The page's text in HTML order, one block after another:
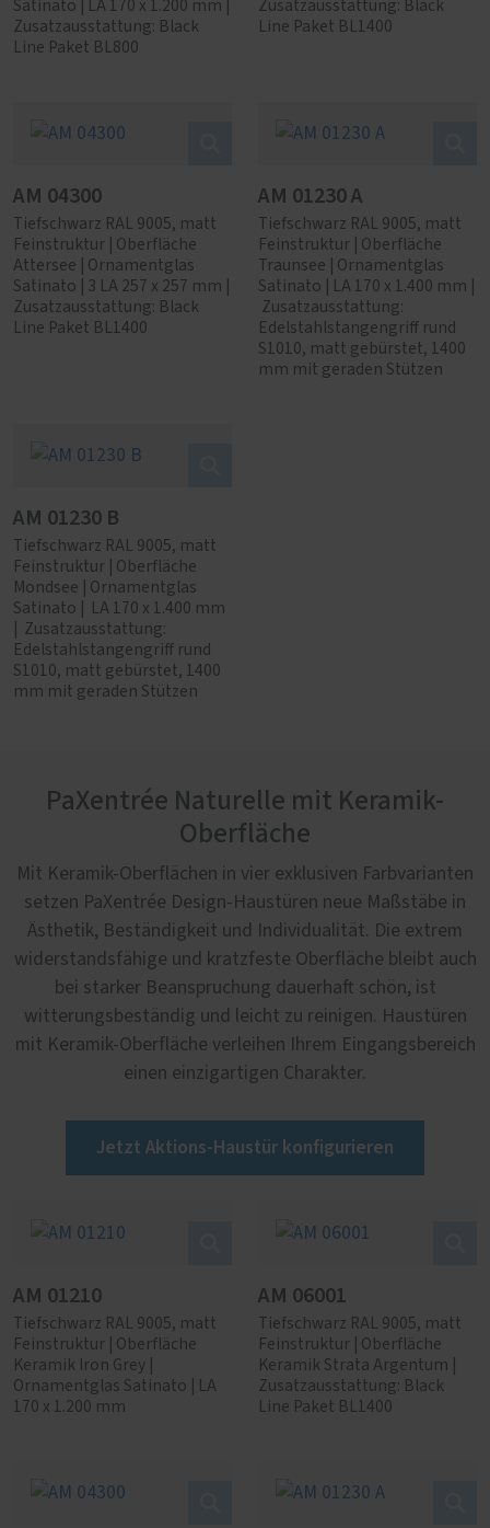
Satinato | LA 170 x 1.200 mm |
Zusatzausstattung: Black
Line Paket BL800
Zusatzausstattung: Black
Line Paket BL1400
AM 04300
Tiefschwarz RAL 9005, matt
Feinstruktur | Oberfläche
Attersee | Ornamentglas
Satinato | 3 LA 257 x 257 mm |
Zusatzausstattung: Black
Line Paket BL1400
AM 01230 A
Tiefschwarz RAL 9005, matt
Feinstruktur | Oberfläche
Traunsee | Ornamentglas
Satinato | LA 170 x 1.400 mm |
Zusatzausstattung:
Edelstahlstangengriff rund
S1010, matt gebürstet, 1400
mm mit geraden Stützen
AM 01230 B
Tiefschwarz RAL 9005, matt
Feinstruktur | Oberfläche
Mondsee | Ornamentglas
Satinato | LA 170 x 1.400 mm
| Zusatzausstattung:
Edelstahlstangengriff rund
S1010, matt gebürstet, 1400
mm mit geraden Stützen
PaXentrée Naturelle mit Keramik-
Oberfläche
Mit Keramik-Oberflächen in vier exklusiven Farbvarianten
setzen PaXentrée Design-Haustüren neue Maßstäbe in
Ästhetik, Beständigkeit und Individualität. Die extrem
widerstandsfähige und kratzfeste Oberfläche bleibt auch
bei starker Beanspruchung dauerhaft schön, ist
witterungsbeständig und leicht zu reinigen. Haustüren
mit Keramik-Oberfläche verleihen Ihrem Eingangsbereich
einen einzigartigen Charakter.
Jetzt Aktions-Haustür konfigurieren
AM 01210
Tiefschwarz RAL 9005, matt
Feinstruktur | Oberfläche
Keramik Iron Grey |
Ornamentglas Satinato | LA
170 x 1.200 mm
AM 06001
Tiefschwarz RAL 9005, matt
Feinstruktur | Oberfläche
Keramik Strata Argentum |
Zusatzausstattung: Black
Line Paket BL1400